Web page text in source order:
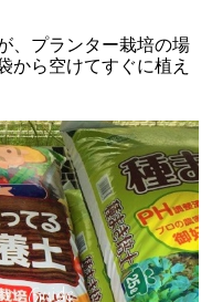
、プランター栽培の場
から空けてすぐに植え